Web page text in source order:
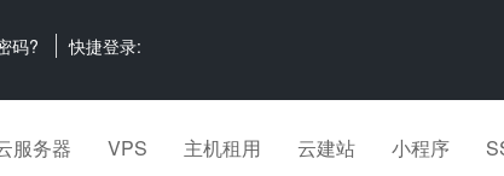
码? 快捷登录:
服务器 VPS 主机租用 云建站 小程序